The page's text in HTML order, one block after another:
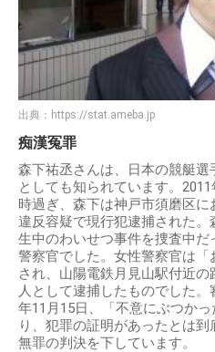
出典： https://stat.ameba.jp
痴漢冤罪
森下祐丞さんは、日本の競艇
としても知られています。
時過ぎ、森下は神戸市須磨区
違反容疑で現行犯逮捕された
生中のわいせつ事件を捜査中
警察官でした。女性警察官は「
され、山陽電鉄月見山駅付近
人として逮捕したものでした
年11月15日、「不意にぶつか
り、犯罪の証明があったとは
無罪の判決を下しています。